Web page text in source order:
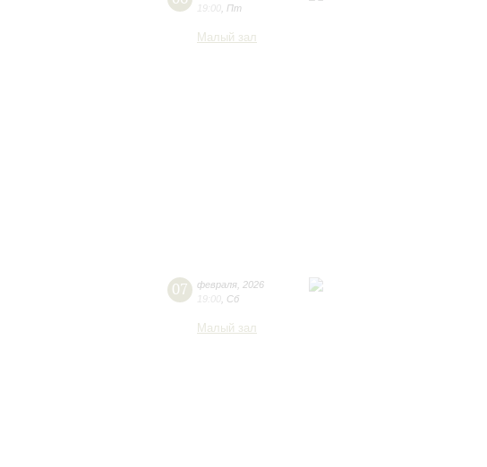
19:00 Пт
Малый зал
07 февраля 2026
19:00 Сб
Малый зал